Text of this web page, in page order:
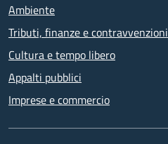
Ambiente
Tributi, finanze e contravvenzioni
Cultura e tempo libero
Appalti pubblici
Imprese e commercio